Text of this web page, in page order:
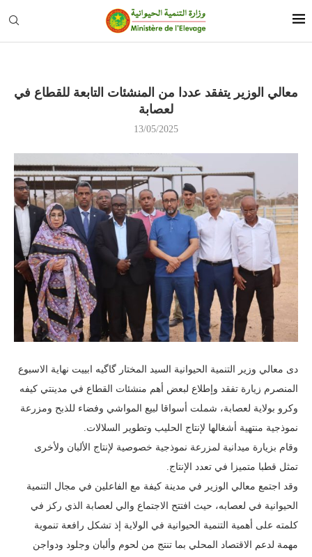
معالي الوزير يتفقد عددا من المنشئات التابعة للقطاع في
لعصابة
13/05/2025
دى معالي وزير التنمية الحيوانية السيد المختار گاگيه ابييت نهاية الاسبوع
المنصرم زيارة تفقد وإطلاع لبعض أهم منشئات القطاع في مدينتي كيفه
وكرو بولاية لعصابة، شملت أسواقا لبيع المواشي وفضاء للذبح ومزرعة
نموذجية منتهية أشغالها لإنتاج الحليب وتطوير السلالات.
وقام بزيارة ميدانية لمزرعة نموذجية خصوصية لإنتاج الألبان ولأخرى
تمثل قطبا متميزا في تعدد الإنتاج.
وقد اجتمع معالي الوزير في مدينة كيفة مع الفاعلين في مجال التنمية
الحيوانية في لعصابه، حيث افتتح الاجتماع والي لعصابة الذي ركز في
كلمته على أهمية التنمية الحيوانية في الولاية إذ تشكل رافعة تنموية
مهمة لدعم الاقتصاد المحلي بما تنتج من لحوم وألبان وجلود ودواجن